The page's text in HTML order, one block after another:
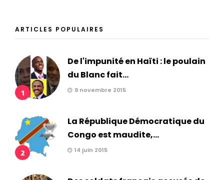
ARTICLES POPULAIRES
1
De l'impunité en Haïti : le poulain
du Blanc fait...
9 novembre 2015
2
La République Démocratique du
Congo est maudite,...
14 juin 2015